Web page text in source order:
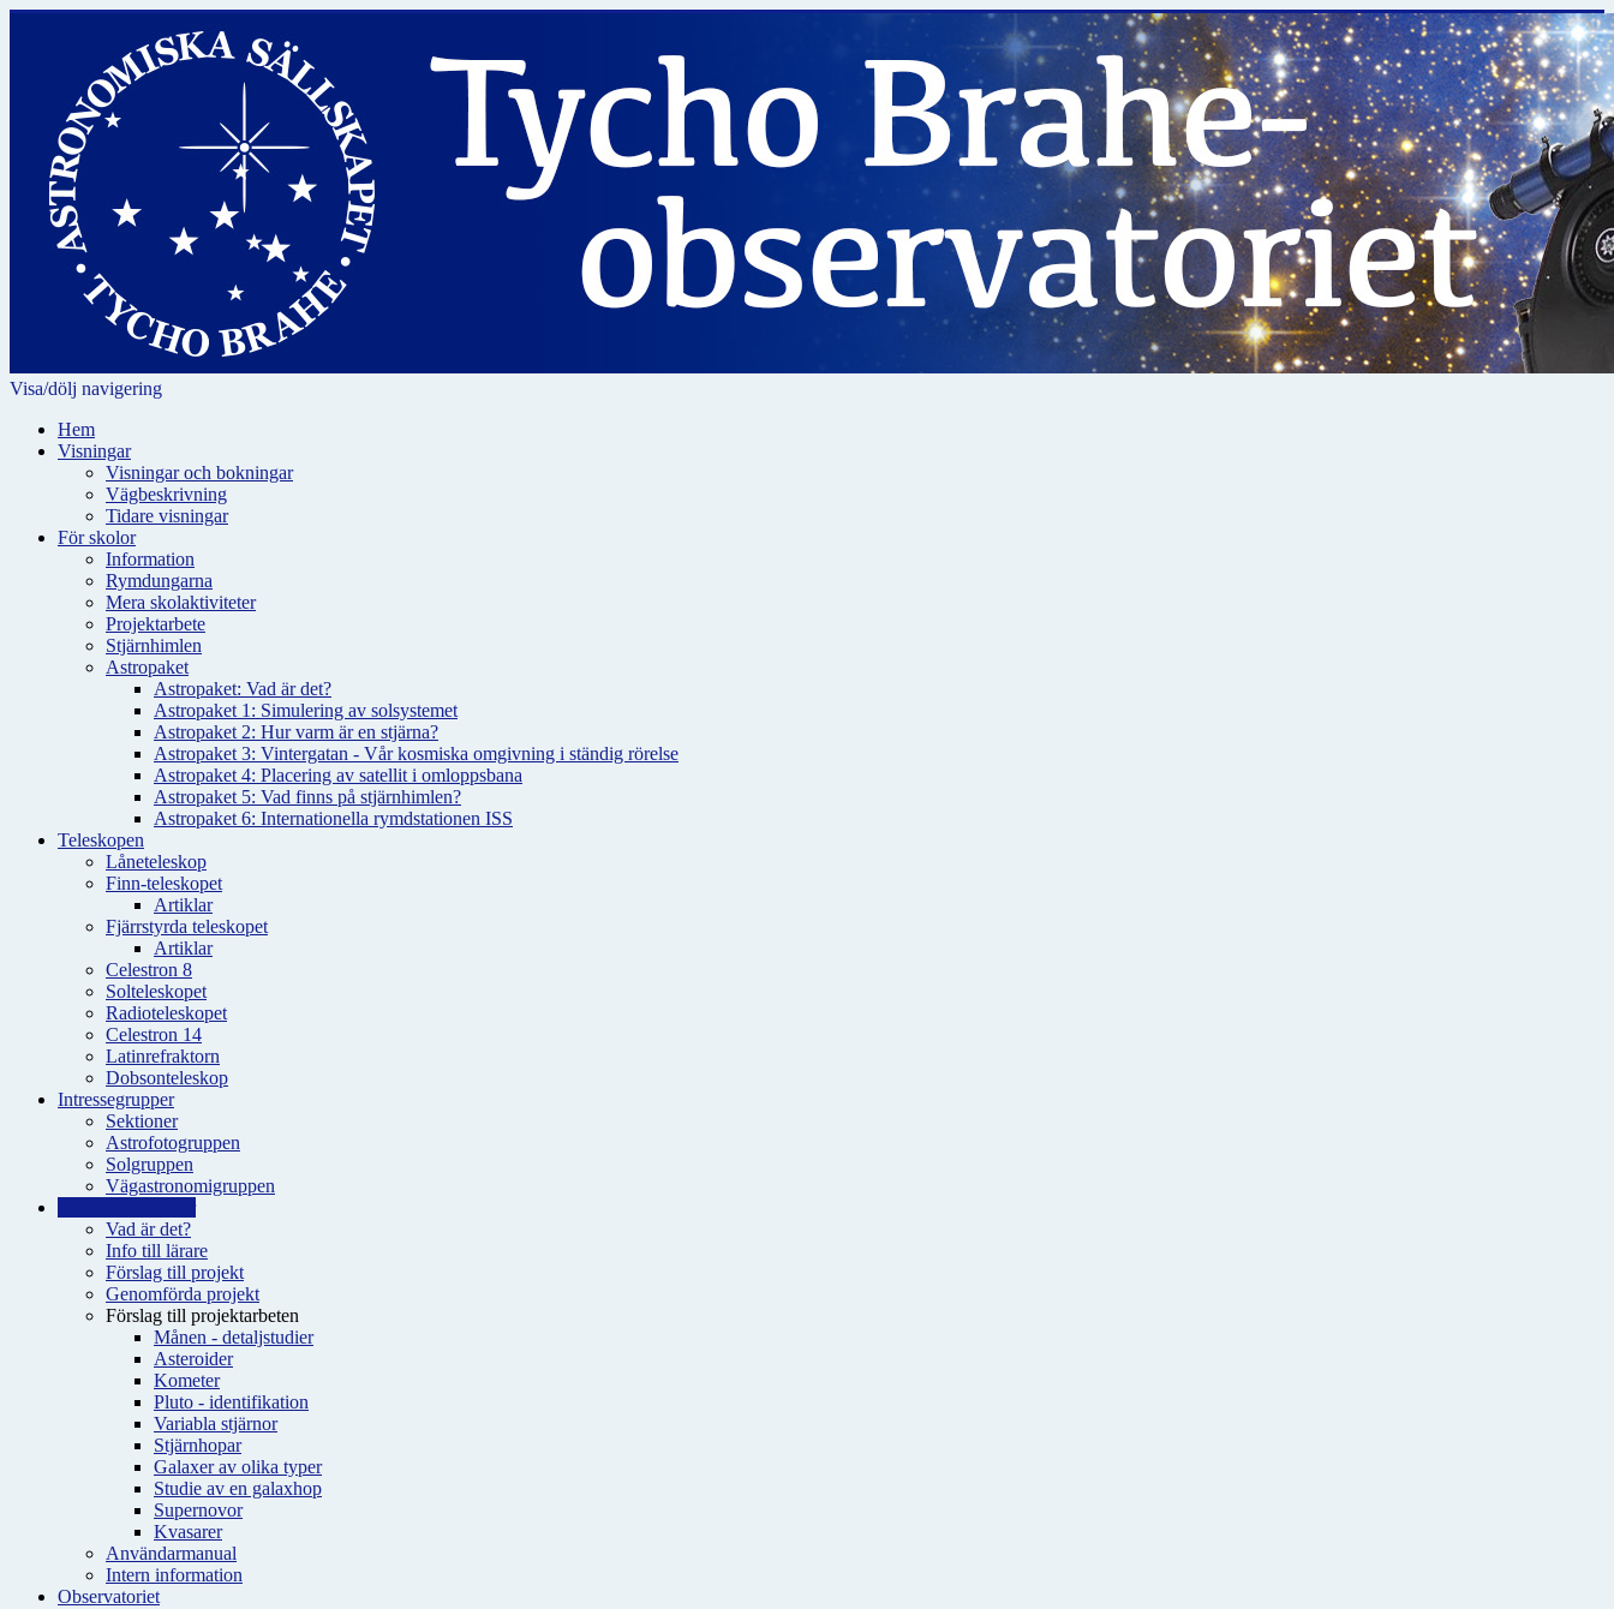
Visa/dölj navigering
Hem
Visningar
Visningar och bokningar
Vägbeskrivning
Tidare visningar
För skolor
Information
Rymdungarna
Mera skolaktiviteter
Projektarbete
Stjärnhimlen
Astropaket
Astropaket: Vad är det?
Astropaket 1: Simulering av solsystemet
Astropaket 2: Hur varm är en stjärna?
Astropaket 3: Vintergatan - Vår kosmiska omgivning i ständig rörelse
Astropaket 4: Placering av satellit i omloppsbana
Astropaket 5: Vad finns på stjärnhimlen?
Astropaket 6: Internationella rymdstationen ISS
Teleskopen
Låneteleskop
Finn-teleskopet
Artiklar
Fjärrstyrda teleskopet
Artiklar
Celestron 8
Solteleskopet
Radioteleskopet
Celestron 14
Latinrefraktorn
Dobsonteleskop
Intressegrupper
Sektioner
Astrofotogruppen
Solgruppen
Vägastronomigruppen
Vad är det?
Info till lärare
Förslag till projekt
Genomförda projekt
Förslag till projektarbeten
Månen - detaljstudier
Asteroider
Kometer
Pluto - identifikation
Variabla stjärnor
Stjärnhopar
Galaxer av olika typer
Studie av en galaxhop
Supernovor
Kvasarer
Användarmanual
Intern information
Observatoriet